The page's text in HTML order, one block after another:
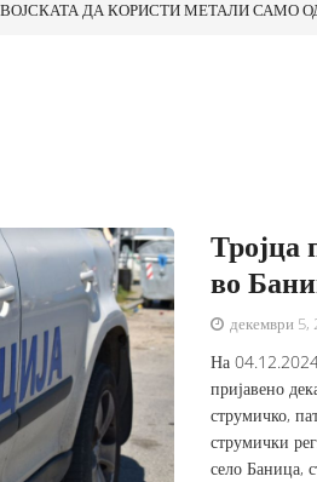
ДА КОРИСТИ МЕТАЛИ САМО ОД
Тројца
во
декември 5,
На
пријавено
струмичко,
струмички
село Баница,